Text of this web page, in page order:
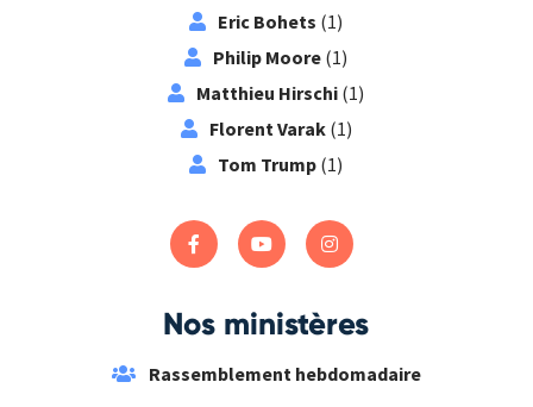
Eric Bohets (1)
Philip Moore (1)
Matthieu Hirschi (1)
Florent Varak(1)
Tom Trump (1)
Nos ministères
Rassemblement hebdomadaire